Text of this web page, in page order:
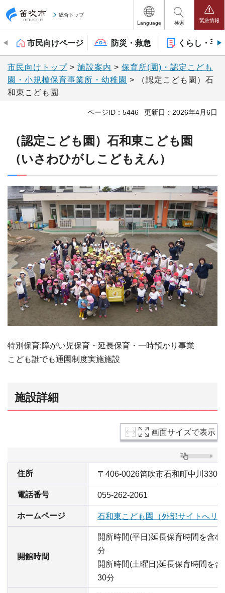
笛吹市
総合トップ
Language
検索 緊急情報
市民向けページ 防災・救急 くらし・手
市民向けトップ > 施設案内 > 保育所(園)・認定こども
園・小規模保育事業所・幼稚園 > （認定こども園）石
和東こども園
ページID：5446 更新日：2026年4月6日
（認定こども園）石和東こども園
（いさわひがしこどもえん）
特別保育:障がい児保育・延長保育・一時預かり事業
こども誰でも通園制度実施施設
施設詳細
画面サイズで表示
住所 〒406-0026笛吹市石和町中川330
電話番号 055-262-2061
ホームページ 石和東こども園（外部サイトへリ
開館時間
開所時間(平日)延長保育時間を含
分
開所時間(土曜日)延長保育時間を
30分